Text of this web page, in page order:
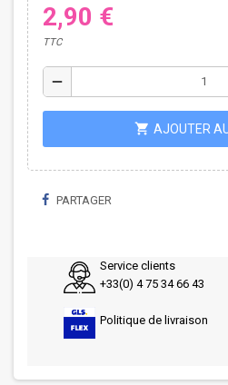
2,90 €
TTC
remove
shopping_cart AJOUTER
PARTAGER
Service clients
+33(0) 4 75 34 66 43
Politique de livraison